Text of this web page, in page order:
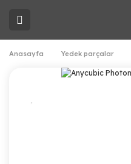
Anasayfa Yedek parçalar